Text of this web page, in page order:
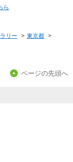
ら
リー > 東京都 >
ページの先頭へ